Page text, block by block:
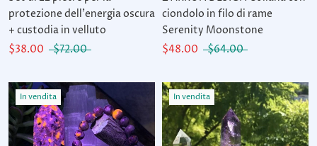
protezione dell'energia oscura
+ custodia in velluto
$38.00
$72.00
ciondolo in filo di rame
Serenity Moonstone
$48.00
$64.00
In vendita In vendita